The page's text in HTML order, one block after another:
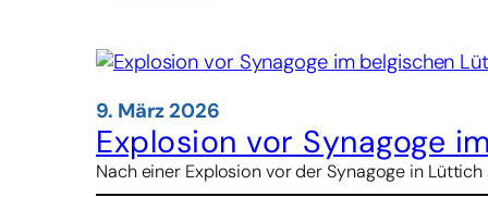
internationales
für
Nachhaltigkeit
9. März 2026
Explosion vor Synagoge
Nach einer Explosion vor der Synagoge in